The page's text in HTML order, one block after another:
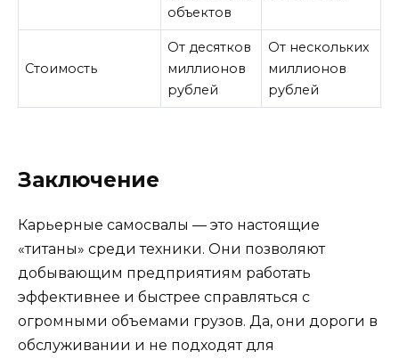
объектов
Стоимость
От десятков
миллионов
рублей
От нескольких
миллионов
рублей
Заключение
Карьерные самосвалы — это настоящие
«титаны» среди техники. Они позволяют
добывающим предприятиям работать
эффективнее и быстрее справляться с
огромными объемами грузов. Да, они дороги в
обслуживании и не подходят для